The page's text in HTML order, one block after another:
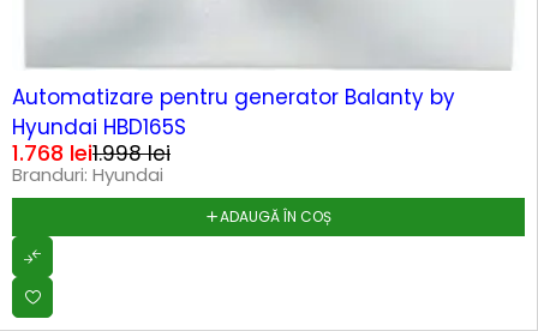
Automatizare pentru generator Balanty by
Hyundai HBD165S
1.998lei
1.768 lei
Branduri: Hyundai
ADAUGĂ ÎN COȘ